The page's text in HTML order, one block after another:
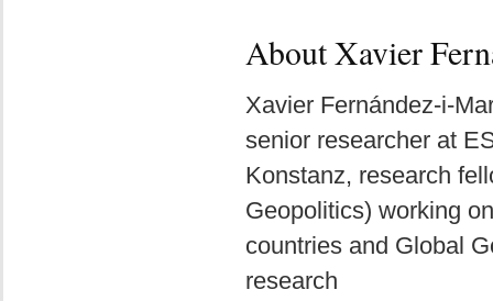
About Xavier
Xavier Fernández-i-
senior researcher at
Konstanz, research
Geopolitics) working
countries and Global
research